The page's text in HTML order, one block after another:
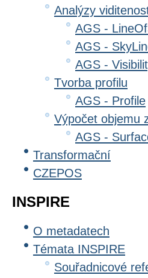
Analýzy
AGS -
AGS -
AGS -
Tvorba profilu
AGS - Profile
Výpočet objemu
AGS -
Transformační
CZEPOS
INSPIRE
O metadatech
Témata INSPIRE
Souřadnicové